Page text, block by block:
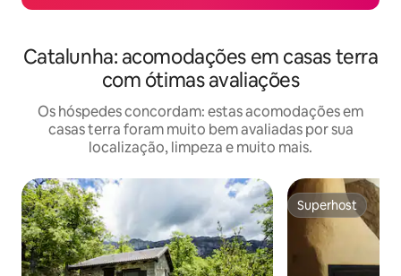
Catalunha: acomodações em casas terra
com ótimas avaliações
Os hóspedes concordam: estas acomodações em
casas terra foram muito bem avaliadas por sua
localização, limpeza e muito mais.
Superhost
Superhost